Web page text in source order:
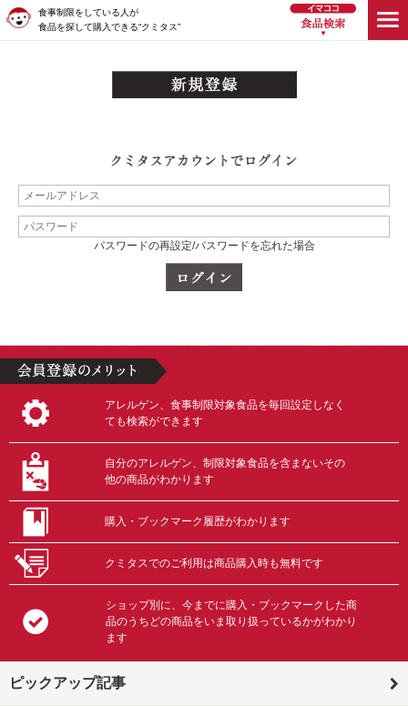
食事制限をしている人が
食品を探して購入できる“クミタス”
パスワードの再設定/パスワードを忘れた場合
アレルゲン、食事制限対象食品を毎回設定しなく
ても検索ができます
自分のアレルゲン、制限対象食品を含まないその
他の商品がわかります
購入・ブックマーク履歴がわかります
クミタスでのご利用は商品購入時も無料です
ショップ別に、今までに購入・ブックマークした商
品のうちどの商品をいま取り扱っているかがわかり
ます
ピックアップ記事